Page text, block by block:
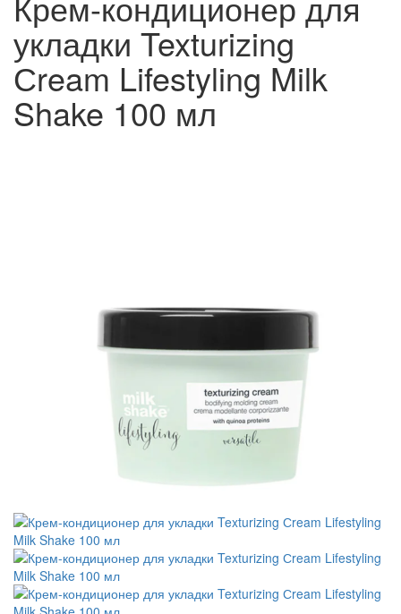
укладки Texturizing
Сream Lifestyling Milk
Shake 100 мл